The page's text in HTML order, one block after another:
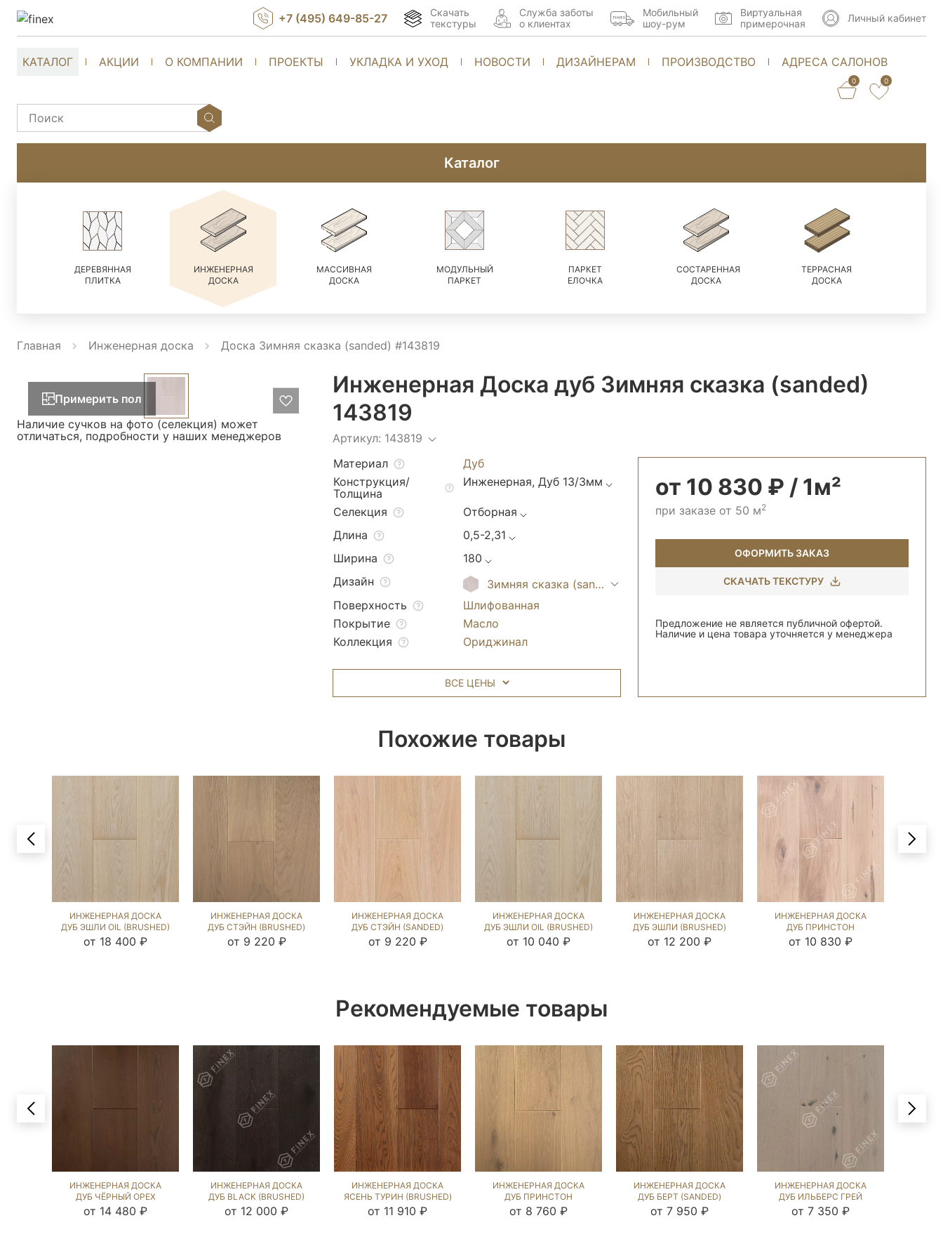
КАТАЛОГ АКЦИИ О КОМПАНИИ ПРОЕКТЫ УКЛАДКА И УХОД НОВОСТИ ДИЗАЙНЕРАМ ПРОИЗВОДСТВО АДРЕСА САЛОНОВ
0 0
+7 (495) 649-85-27
Скачать
текстуры
Cлужба заботы
о клиентах
Мобильный
шоу-рум
Виртуальная
примерочная
Личный кабинет
Каталог
ДЕРЕВЯННАЯ
ПЛИТКА
ИНЖЕНЕРНАЯ
ДОСКА
МАССИВНАЯ
ДОСКА
МОДУЛЬНЫЙ
ПАРКЕТ
ПАРКЕТ
ЕЛОЧКА
СОСТАРЕННАЯ
ДОСКА
ТЕРРАСНАЯ
ДОСКА
Главная Инженерная доска Доска Зимняя сказка (sanded) #143819
Примерить пол
Наличие сучков на фото (селекция) может
отличаться, подробности у наших менеджеров
Инженерная Доска дуб Зимняя сказка (sanded)
143819
Артикул: 143819
Материал
Дуб
Конструкция/
Толщина
Инженерная, Дуб 13/3мм
Селекция
Отборная
Длина
0,5-2,31
Ширина
180
Дизайн
Зимняя сказка (sanded)
Поверхность
Шлифованная
Покрытие
Масло
Коллекция
Ориджинал
от 10 830 ₽ / 1м²
при заказе от 50 м2
ОФОРМИТЬ ЗАКАЗ
СКАЧАТЬ ТЕКСТУРУ
Предложение не является публичной офертой.
Наличие и цена товара уточняется у менеджера
ВСЕ ЦЕНЫ
Похожие товары
ИНЖЕНЕРНАЯ ДОСКА
ДУБ ЭШЛИ OIL (BRUSHED)
1042454
от 18 400 ₽
ИНЖЕНЕРНАЯ ДОСКА
ДУБ СТЭЙН (BRUSHED)
867160
от 9 220 ₽
ИНЖЕНЕРНАЯ ДОСКА
ДУБ СТЭЙН (SANDED)
867157
от 9 220 ₽
ИНЖЕНЕРНАЯ ДОСКА
ДУБ ЭШЛИ OIL (BRUSHED)
1042620
от 10 040 ₽
ИНЖЕНЕРНАЯ ДОСКА
ДУБ ЭШЛИ (BRUSHED)
110263
от 12 200 ₽
ИНЖЕНЕРНАЯ ДОСКА
ДУБ ПРИНСТОН
(SANDED) 143768
от 10 830 ₽
Рекомендуемые товары
ИНЖЕНЕРНАЯ ДОСКА
ДУБ ЧЁРНЫЙ ОРЕХ
(SANDED) 109744
от 14 480 ₽
ИНЖЕНЕРНАЯ ДОСКА
ДУБ BLACK (BRUSHED)
109844
от 12 000 ₽
ИНЖЕНЕРНАЯ ДОСКА
ЯСЕНЬ ТУРИН (BRUSHED)
1039424
от 11 910 ₽
ИНЖЕНЕРНАЯ ДОСКА
ДУБ ПРИНСТОН
(BRUSHED) 143770
от 8 760 ₽
ИНЖЕНЕРНАЯ ДОСКА
ДУБ БЕРТ (SANDED)
143647
от 7 950 ₽
ИНЖЕНЕРНАЯ ДОСКА
ДУБ ИЛЬБЕРС ГРЕЙ
(BRUSHED) 423960
от 7 350 ₽